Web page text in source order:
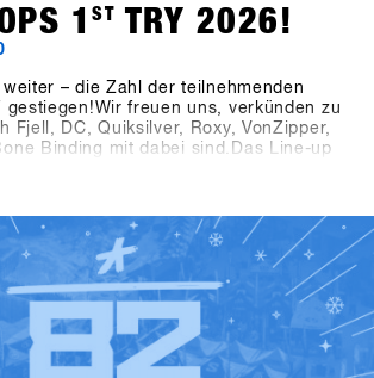
1
ST TRY 2026!
– die Zahl der teilnehmenden
gestiegen!Wir freuen uns, verkünden zu
Fjell, DC, Quiksilver, Roxy, VonZipper,
Binding mit dabei sind.Das Line-up
Brands findest du jetzt in der